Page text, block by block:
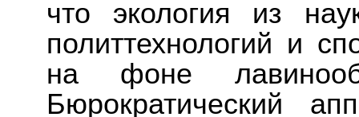
что экология из
политтехнологий и
на фоне
Бюрократический